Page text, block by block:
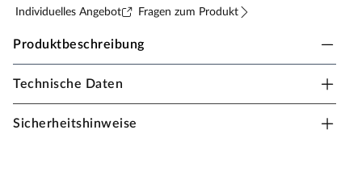
Individuelles Angebot Fragen zum Produkt
Produktbeschreibung
WPC Sichtschutzzaun Anthrazit 178x183 cm - für
Steckzaun
SYSTEM bietet viele Möglichkeiten, deinen Sichtschutz
Technische Daten
Sicherheitshinweise